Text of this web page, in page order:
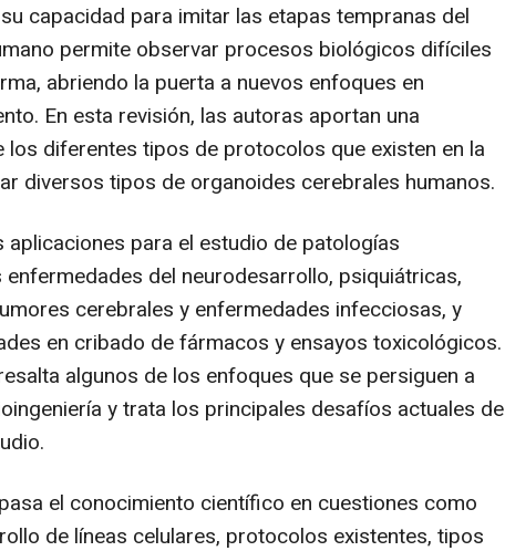
capacidad para imitar las etapas tempranas del
permite observar procesos biológicos difíciles
abriendo la puerta a nuevos enfoques en
En esta revisión, las autoras aportan una
los diferentes tipos de protocolos que existen en la
diversos tipos de organoides cerebrales humanos.
aplicaciones para el estudio de patologías
del neurodesarrollo, psiquiátricas,
cerebrales y enfermedades infecciosas, y
en cribado de fármacos y ensayos toxicológicos.
algunos de los enfoques que se persiguen a
y trata los principales desafíos actuales de
el conocimiento científico en cuestiones como
de líneas celulares, protocolos existentes, tipos